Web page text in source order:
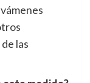
las